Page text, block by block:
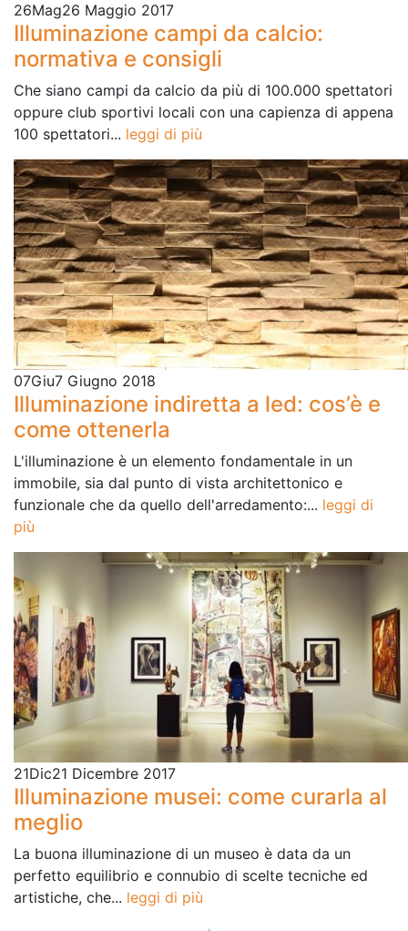
26Mag26 Maggio 2017
Illuminazione campi da calcio:
normativa e consigli
Che siano campi da calcio da più di 100.000 spettatori
oppure club sportivi locali con una capienza di appena
100 spettatori... leggi di più
07Giu7 Giugno 2018
Illuminazione indiretta a led: cos’è e
come ottenerla
L'illuminazione è un elemento fondamentale in un
immobile, sia dal punto di vista architettonico e
funzionale che da quello dell'arredamento:... leggi di
più
21Dic21 Dicembre 2017
Illuminazione musei: come curarla al
meglio
La buona illuminazione di un museo è data da un
perfetto equilibrio e connubio di scelte tecniche ed
artistiche, che... leggi di più